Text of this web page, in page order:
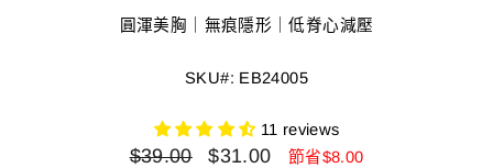
圓渾美胸｜無痕隱形｜低脊心減壓
SKU#: EB24005
11 reviews
正
$39.00
減
$31.00 節省$8.00